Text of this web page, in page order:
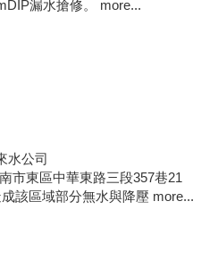
漏水搶修。 more...
水公司
市東區中華東路三段357巷21
該區域部分無水與降壓 more...